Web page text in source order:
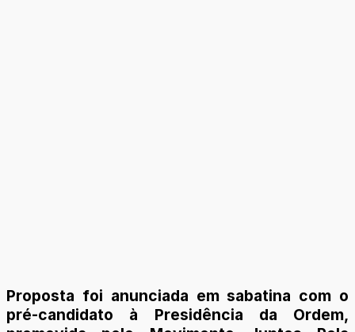
Proposta foi anunciada em sabatina com o
pré-candidato à Presidência da Ordem,